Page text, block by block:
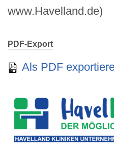
www.Havelland.de)
PDF-Export
Als PDF